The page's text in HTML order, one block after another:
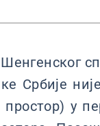
Србије
у